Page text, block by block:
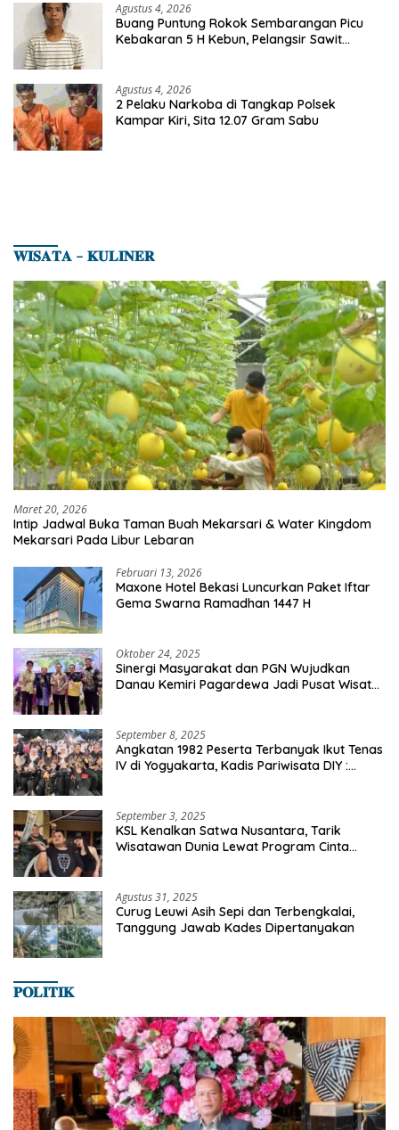
Agustus 4, 2026
Buang Puntung Rokok Sembarangan Picu
Kebakaran 5 H Kebun, Pelangsir Sawit
Agustus 4, 2026
2 Pelaku Narkoba di Tangkap Polsek
Kampar Kiri, Sita 12.07 Gram Sabu
𝐖𝐈𝐒𝐀𝐓𝐀 – 𝐊𝐔𝐋𝐈𝐍𝐄𝐑
Maret 20, 2026
Intip Jadwal Buka Taman Buah Mekarsari & Water Kingdom
Mekarsari Pada Libur Lebaran
Februari 13, 2026
Maxone Hotel Bekasi Luncurkan Paket Iftar
Gema Swarna Ramadhan 1447 H
Oktober 24, 2025
Sinergi Masyarakat dan PGN Wujudkan
Danau Kemiri Pagardewa Jadi Pusat Wisata
September 8, 2025
Angkatan 1982 Peserta Terbanyak Ikut Tenas
IV di Yogyakarta, Kadis Pariwisata DIY :
September 3, 2025
KSL Kenalkan Satwa Nusantara, Tarik
Wisatawan Dunia Lewat Program Cinta
Agustus 31, 2025
Curug Leuwi Asih Sepi dan Terbengkalai,
Tanggung Jawab Kades Dipertanyakan
𝐏𝐎𝐋𝐈𝐓𝐈𝐊